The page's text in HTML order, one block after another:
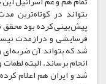
بتواند در کوتاه‌ترین
پیش‌بینی کرده بود محقق
فرسایشی و درازمدت
شد که بتواند آن ضربه‌ای
انجام برساند. البته
شد و ایران هم اعلام